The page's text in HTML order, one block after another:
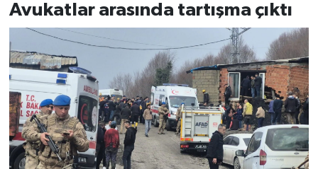
Avukatlar arasında tartışma çıktı